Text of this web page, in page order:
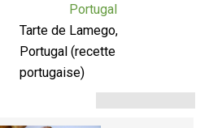
Tarte de Lamego,
Portugal (recette
portugaise)